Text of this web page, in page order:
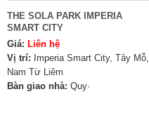
THE SOLA PARK IMPERIA
SMART CITY
Giá: Liên hệ
Vị trí: Imperia Smart City, Tây Mỗ,
Nam Từ Liêm
Bàn giao nhà: Quy·